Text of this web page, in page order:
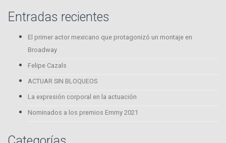
Entradas recientes
El primer actor mexicano que protagonizó un montaje en
Broadway
Felipe Cazals
ACTUAR SIN BLOQUEOS
La expresión corporal en la actuación
Nominados a los premios Emmy 2021